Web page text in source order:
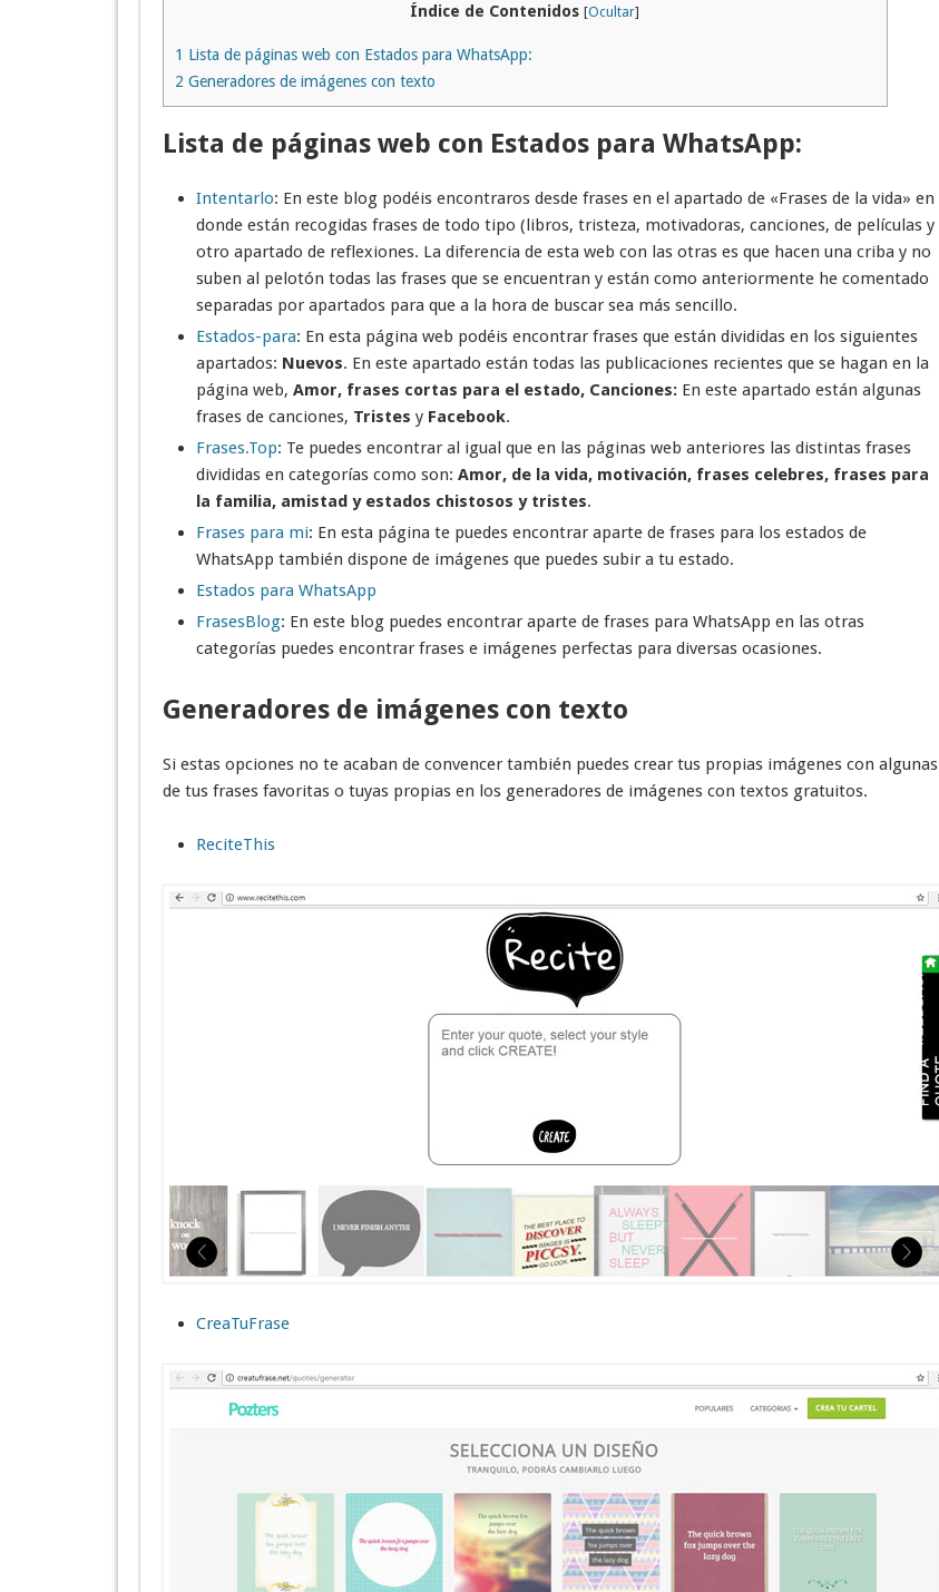
Índice de Contenidos [Ocultar]
1 Lista de páginas web con Estados para WhatsApp:
2 Generadores de imágenes con texto
Lista de páginas web con Estados para WhatsApp:
Intentarlo: En este blog podéis encontraros desde frases en el apartado de «Frases de la vida» en
donde están recogidas frases de todo tipo (libros, tristeza, motivadoras, canciones, de películas y
otro apartado de reflexiones. La diferencia de esta web con las otras es que hacen una criba y no
suben al pelotón todas las frases que se encuentran y están como anteriormente he comentado
separadas por apartados para que a la hora de buscar sea más sencillo.
Estados-para: En esta página web podéis encontrar frases que están divididas en los siguientes
apartados: Nuevos. En este apartado están todas las publicaciones recientes que se hagan en la
página web, Amor, frases cortas para el estado, Canciones: En este apartado están algunas
frases de canciones, Tristes y Facebook.
Frases.Top: Te puedes encontrar al igual que en las páginas web anteriores las distintas frases
divididas en categorías como son: Amor, de la vida, motivación, frases celebres, frases para
la familia, amistad y estados chistosos y tristes.
Frases para mi: En esta página te puedes encontrar aparte de frases para los estados de
WhatsApp también dispone de imágenes que puedes subir a tu estado.
Estados para WhatsApp
FrasesBlog: En este blog puedes encontrar aparte de frases para WhatsApp en las otras
categorías puedes encontrar frases e imágenes perfectas para diversas ocasiones.
Generadores de imágenes con texto
Si estas opciones no te acaban de convencer también puedes crear tus propias imágenes con algunas
de tus frases favoritas o tuyas propias en los generadores de imágenes con textos gratuitos.
ReciteThis
CreaTuFrase